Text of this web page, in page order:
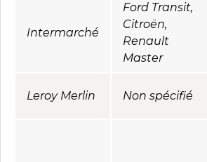
Intermarché
Ford Transit,
Citroën,
Renault
Master
Leroy Merlin Non spécifié